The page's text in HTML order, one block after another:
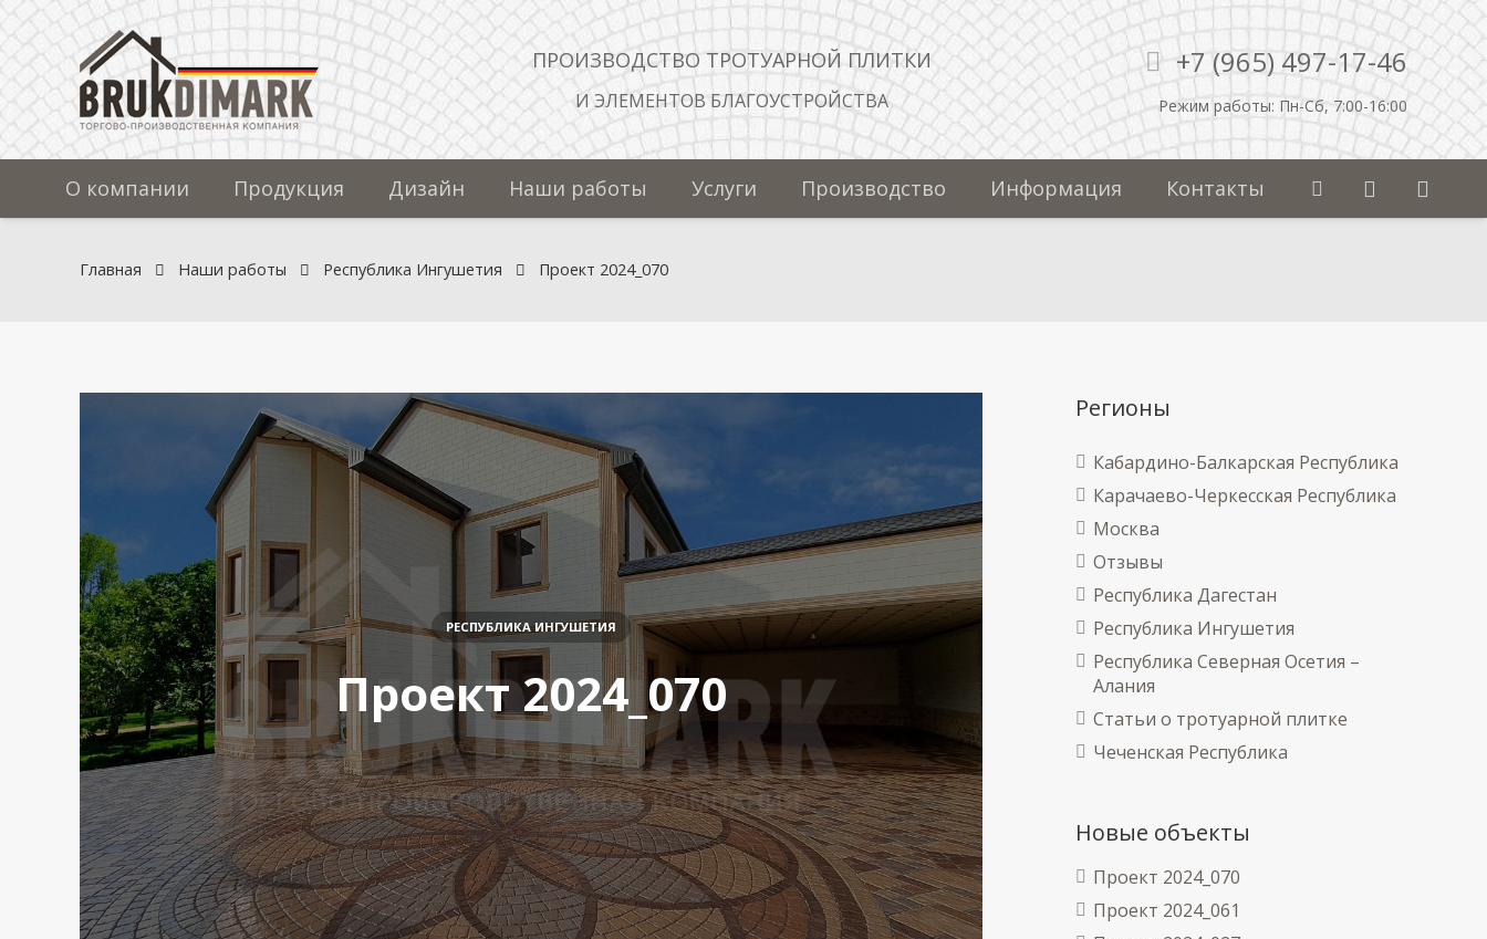
ПРОИЗВОДСТВО ТРОТУАРНОЙ ПЛИТКИ
И ЭЛЕМЕНТОВ БЛАГОУСТРОЙСТВА
+7 (965) 497-17-46
Режим работы: Пн-Сб, 7:00-16:00
О компании Продукция Дизайн Наши работы Услуги Производство Информация Контакты
Главная Наши работы Республика Ингушетия Проект 2024_070
Проект 2024_070
РЕСПУБЛИКА ИНГУШЕТИЯ
Регионы
Кабардино-Балкарская Республика
Карачаево-Черкесская Республика
Москва
Отзывы
Республика Дагестан
Республика Ингушетия
Республика Северная Осетия –
Алания
Статьи о тротуарной плитке
Чеченская Республика
Новые объекты
Проект 2024_070
Проект 2024_061